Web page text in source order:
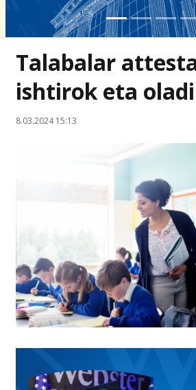
Talabalar
ishtirok eta
8.03.2024 15:13